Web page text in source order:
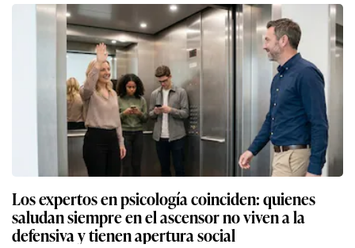
Los expertos en psicología coinciden: quienes
saludan siempre en el ascensor no viven a la
defensiva y tienen apertura social